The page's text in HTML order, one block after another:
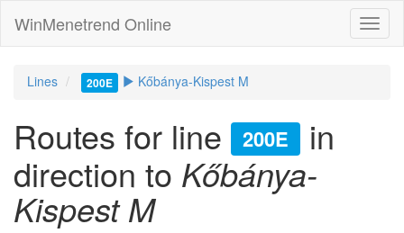
WinMenetrend Online
Lines 200E Kőbánya-Kispest M
Routes for line 200E
in
direction to Kőbánya-
Kispest M